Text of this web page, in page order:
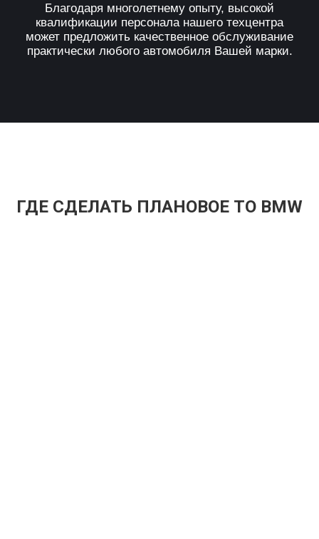
Благодаря многолетнему опыту, высокой
квалификации персонала нашего техцентра
может предложить качественное обслуживание
практически любого автомобиля Вашей марки.
ГДЕ СДЕЛАТЬ ПЛАНОВОЕ ТО BMW